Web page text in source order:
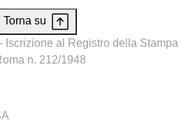
Torna su
Iscrizione al Registro della Stampa
n. 212/1948